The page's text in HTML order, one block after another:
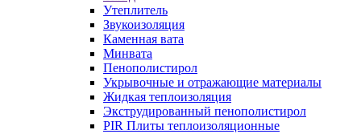
Утеплитель
Звукоизоляция
Каменная вата
Минвата
Пенополистирол
Укрывочные и отражающие материалы
Жидкая теплоизоляция
Экструдированный пенополистирол
PIR Плиты теплоизоляционные